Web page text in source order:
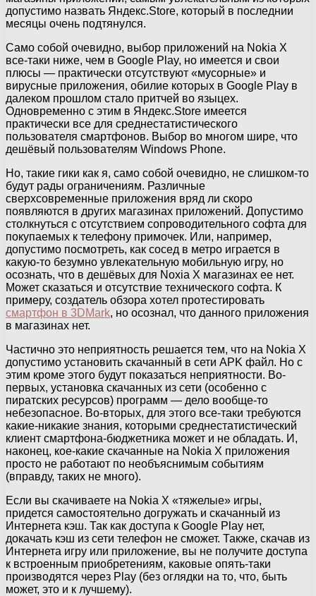
допустимо назвать Яндекс.Store, который в последнии
месяцы очень подтянулся.
Само собой очевидно, выбор приложений на Nokia X
все-таки ниже, чем в Google Play, но имеется и свои
плюсы — практически отсутствуют «мусорные» и
вирусные приложения, обилие которых в Google Play в
далеком прошлом стало притчей во языцех.
Одновременно с этим в Яндекс.Store имеется
практически все для среднестатистического
пользователя смартфонов. Выбор во многом шире, что
дешёвый пользователям Windows Phone.
Но, такие гики как я, само собой очевидно, не слишком-то
будут рады ограничениям. Различные
сверхсовременные приложения вряд ли скоро
появляются в других магазинах приложений. Допустимо
столкнуться с отсутствием сопроводительного софта для
покупаемых к телефону примочек. Или, например,
допустимо посмотреть, как сосед в метро играется в
какую-то безумно увлекательную мобильную игру, но
осознать, что в дешёвых для Noxia X магазинах ее нет.
Может сказаться и отсутствие технического софта. К
примеру, создатель обзора хотел протестировать
смартфон в 3DMark, но осознал, что данного приложения
в магазинах нет.
Частично это неприятность решается тем, что на Nokia X
допустимо установить скачанный в сети APK файл. Но с
этим кроме этого будут показаться неприятности. Во-
первых, установка скачанных из сети (особенно с
пиратских ресурсов) программ — дело вообще-то
небезопасное. Во-вторых, для этого все-таки требуются
какие-никакие знания, которыми среднестатистический
клиент смартфона-бюджетника может и не обладать. И,
наконец, кое-какие скачанные на Nokia X приложения
просто не работают по необъяснимым событиям
(вправду, таких не много).
Если вы скачиваете на Nokia X «тяжелые» игры,
придется самостоятельно догружать и скачанный из
Интернета кэш. Так как доступа к Google Play нет,
докачать кэш из сети телефон не сможет. Также, скачав из
Интернета игру или приложение, вы не получите доступа
к встроенным приобретениям, каковые опять-таки
производятся через Play (без оглядки на то, что, быть
может, это и к лучшему).